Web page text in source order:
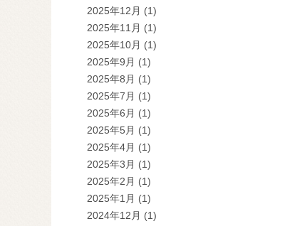
2025年12月 (1)
2025年11月 (1)
2025年10月 (1)
2025年9月 (1)
2025年8月 (1)
2025年7月 (1)
2025年6月 (1)
2025年5月 (1)
2025年4月 (1)
2025年3月 (1)
2025年2月 (1)
2025年1月 (1)
2024年12月 (1)